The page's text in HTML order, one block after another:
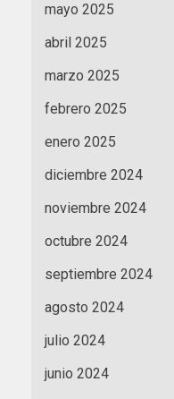
mayo 2025
abril 2025
marzo 2025
febrero 2025
enero 2025
diciembre 2024
noviembre 2024
octubre 2024
septiembre 2024
agosto 2024
julio 2024
junio 2024